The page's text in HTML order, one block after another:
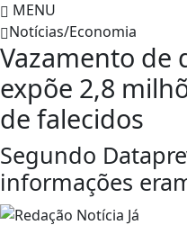
MENU
Notícias/Economia
Vazamento de
expõe 2,8
de falecidos
Segundo
informações